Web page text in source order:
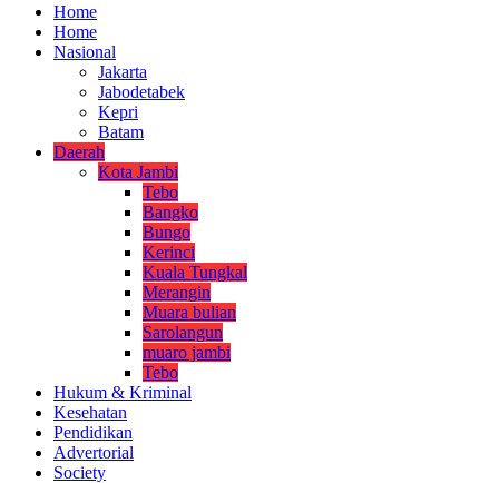
Home
Home
Nasional
Jakarta
Jabodetabek
Kepri
Batam
Daerah
Kota Jambi
Tebo
Bangko
Bungo
Kerinci
Kuala Tungkal
Merangin
Muara bulian
Sarolangun
muaro jambi
Tebo
Hukum & Kriminal
Kesehatan
Pendidikan
Advertorial
Society